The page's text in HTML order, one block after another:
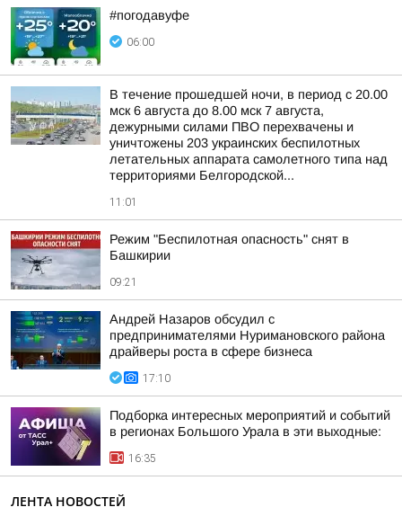
#погодавуфе
06:00
В течение прошедшей ночи, в период с 20.00
мск 6 августа до 8.00 мск 7 августа,
дежурными силами ПВО перехвачены и
уничтожены 203 украинских беспилотных
летательных аппарата самолетного типа над
территориями Белгородской...
11:01
Режим "Беспилотная опасность" снят в
Башкирии
09:21
Андрей Назаров обсудил с
предпринимателями Нуримановского района
драйверы роста в сфере бизнеса
17:10
Подборка интересных мероприятий и событий
в регионах Большого Урала в эти выходные:
16:35
ЛЕНТА НОВОСТЕЙ